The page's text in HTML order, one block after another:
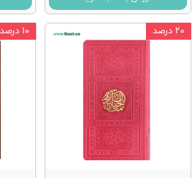
۲۰ درصد ۱۰ درصد